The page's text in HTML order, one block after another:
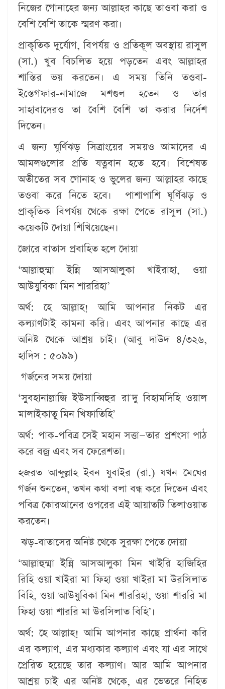
নিজের গোনাহের জন্য আল্লাহর কাছে তাওবা করা ও
বেশি বেশি তাকে স্মরণ করা।
প্রাকৃতিক দুর্যোগ, বিপর্যয় ও প্রতিকূল অবস্থায় রাসুল
(সা.) খুব বিচলিত হয়ে পড়তেন এবং আল্লাহর
শাস্তির ভয় করতেন। এ সময় তিনি তওবা-
ইস্তেগফার-নামাজে মশগুল হতেন ও তার
সাহাবাদেরও তা বেশি বেশি তা করার নির্দেশ
দিতেন।
এ জন্য ঘূর্ণিঝড় সিত্রাংয়ের সময়ও আমাদের এ
আমলগুলোর প্রতি যত্নবান হতে হবে। বিশেষত
অতীতের সব গোনাহ ও ভুলের জন্য আল্লাহর কাছে
তওবা করে নিতে হবে। পাশাপাশি ঘূর্ণিঝড় ও
প্রাকৃতিক বিপর্যয় থেকে রক্ষা পেতে রাসুল (সা.)
কয়েকটি দোয়া শিখিয়েছেন।
জোরে বাতাস প্রবাহিত হলে দোয়া
‘আল্লাহুম্মা ইন্নি আসআলুকা খাইরাহা, ওয়া
আউযুবিকা মিন শাররিহা’
অর্থ: হে আল্লাহ! আমি আপনার নিকট এর
কল্যাণটাই কামনা করি। এবং আপনার কাছে এর
অনিষ্ট থেকে আশ্রয় চাই। (আবু দাউদ ৪/৩২৬,
হাদিস : ৫০৯৯)
গর্জনের সময় দোয়া
‘সুবহানাল্লাজি ইউসাব্বিহুর রা`দু বিহামদিহি ওয়াল
মালাইকাতু মিন খিফাতিহি’
অর্থ: পাক-পবিত্র সেই মহান সত্তা—তার প্রশংসা পাঠ
করে বজ্র এবং সব ফেরেশতা।
হজরত আব্দুল্লাহ ইবন যুবাইর (রা.) যখন মেঘের
গর্জন শুনতেন, তখন কথা বলা বন্ধ করে দিতেন এবং
পবিত্র কোরআনের ওপরের এই আয়াতটি তিলাওয়াত
করতেন।
ঝড়-বাতাসের অনিষ্ট থেকে সুরক্ষা পেতে দোয়া
‘আল্লাহুম্মা ইন্নি আসআলুকা মিন খাইরি হাজিহির
রিহি ওয়া খাইরা মা ফিহা ওয়া খাইরা মা উরসিলাত
বিহি, ওয়া আউযুবিকা মিন শাররিহা, ওয়া শাররি মা
ফিহা ওয়া শাররি মা উরসিলাত বিহি’।
অর্থ: হে আল্লাহ! আমি আপনার কাছে প্রার্থনা করি
এর কল্যাণ, এর মধ্যকার কল্যাণ এবং যা এর সাথে
প্রেরিত হয়েছে তার কল্যাণ। আর আমি আপনার
আশ্রয় চাই এর অনিষ্ট থেকে, এর ভেতরে নিহিত